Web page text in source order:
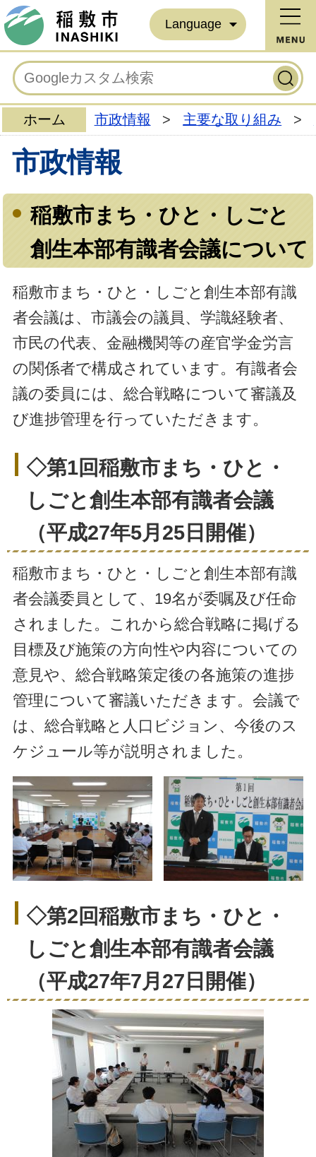
Language
ホーム 市政情報 > 主要な取り組み >
市政情報
稲敷市まち・ひと・しごと
創生本部有識者会議について
稲敷市まち・ひと・しごと創生本部有識
者会議は、市議会の議員、学識経験者、
市民の代表、金融機関等の産官学金労言
の関係者で構成されています。有識者会
議の委員には、総合戦略について審議及
び進捗管理を行っていただきます。
◇第1回稲敷市まち・ひと・
しごと創生本部有識者会議
（平成27年5月25日開催）
稲敷市まち・ひと・しごと創生本部有識
者会議委員として、19名が委嘱及び任命
されました。これから総合戦略に掲げる
目標及び施策の方向性や内容についての
意見や、総合戦略策定後の各施策の進捗
管理について審議いただきます。会議で
は、総合戦略と人口ビジョン、今後のス
ケジュール等が説明されました。
◇第2回稲敷市まち・ひと・
しごと創生本部有識者会議
（平成27年7月27日開催）